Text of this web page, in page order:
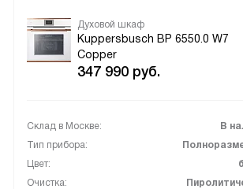
Духовой шкаф
Kuppersbusch BP 6550.0 W7
Copper
347 990 руб.
Склад в Москве:
В
Тип прибора:
Цвет:
Очистка: